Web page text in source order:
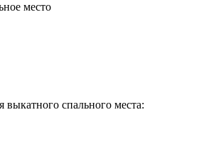
место
выкатного спального места: